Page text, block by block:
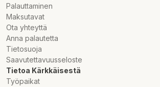
Palauttaminen
Maksutavat
Ota yhteyttä
Anna palautetta
Tietosuoja
Saavutettavuusseloste
Tietoa Kärkkäisestä
Työpaikat